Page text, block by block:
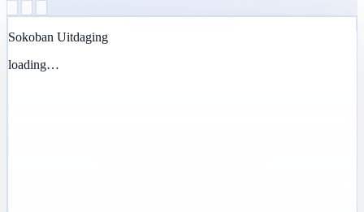
Sokoban Uitdaging
loading…